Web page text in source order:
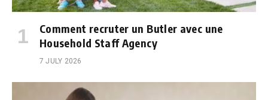
Comment recruter un Butler avec une
Household Staff Agency
7 JULY 2026